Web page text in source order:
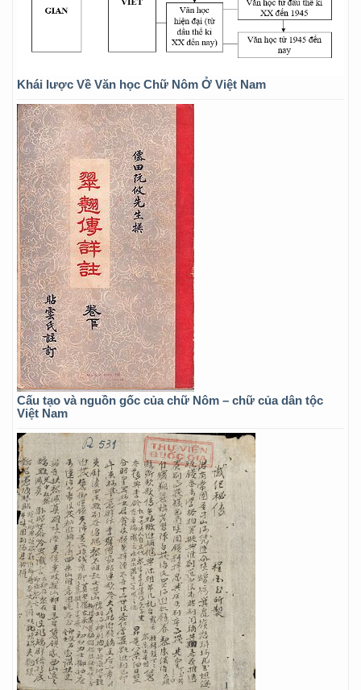
Khái lược Về Văn học Chữ Nôm Ở Việt Nam
Cấu tạo và nguồn gốc của chữ Nôm – chữ của dân tộc
Việt Nam